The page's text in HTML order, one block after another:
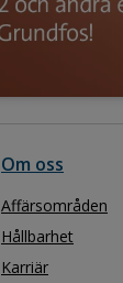
Om oss
Affärsområden
Hållbarhet
Karriär